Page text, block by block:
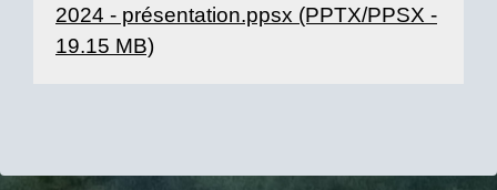
2024 - présentation.ppsx (PPTX/PPSX -
19.15 MB)